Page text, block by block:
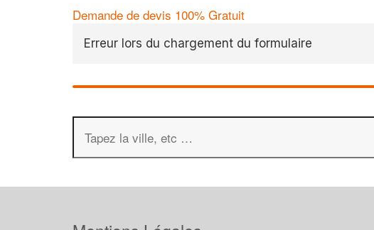
Demande de devis 100% Gratuit
Erreur lors du chargement du formulaire